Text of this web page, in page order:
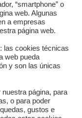
“smartphone” o
web. Algunas
a empresas
página web.
las cookies técnicas
web pueda
y son las únicas
página, para
o para poder
gustos e